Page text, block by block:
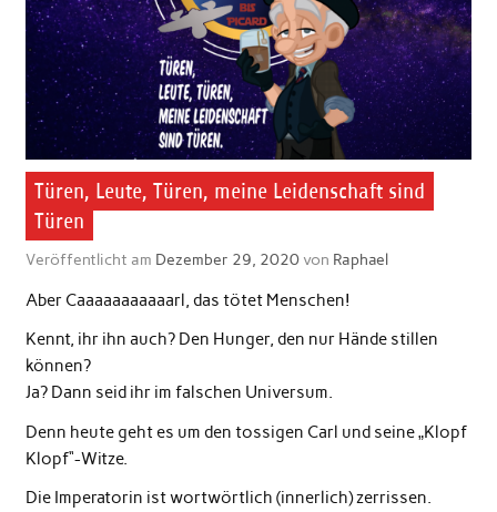
Türen, Leute, Türen, meine Leidenschaft sind
Türen
Veröffentlicht am Dezember 29, 2020von Raphael
Aber Caaaaaaaaaaarl, das tötet Menschen!
Kennt, ihr ihn auch? Den Hunger, den nur Hände stillen
können?
Ja? Dann seid ihr im falschen Universum.
Denn heute geht es um den tossigen Carl und seine „Klopf
Klopf“-Witze.
Die Imperatorin ist wortwörtlich (innerlich) zerrissen.